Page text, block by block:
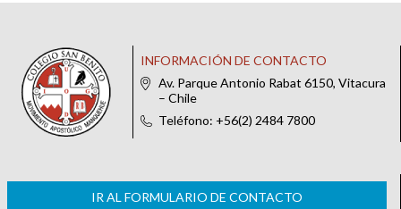
INFORMACIÓN DE CONTACTO
Av. Parque Antonio Rabat 6150, Vitacura
– Chile
Teléfono: +56(2) 2484 7800
IR AL FORMULARIO DE CONTACTO